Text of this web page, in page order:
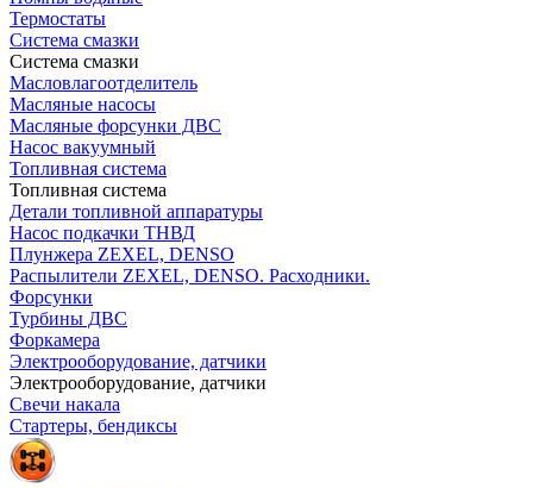
Термостаты
Система смазки
Система смазки
Масловлагоотделитель
Масляные насосы
Масляные форсунки ДВС
Насос вакуумный
Топливная система
Топливная система
Детали топливной аппаратуры
Насос подкачки ТНВД
Плунжера ZEXEL, DENSO
Распылители ZEXEL, DENSO. Расходники.
Форсунки
Турбины ДВС
Форкамера
Электрооборудование, датчики
Электрооборудование, датчики
Свечи накала
Стартеры, бендиксы